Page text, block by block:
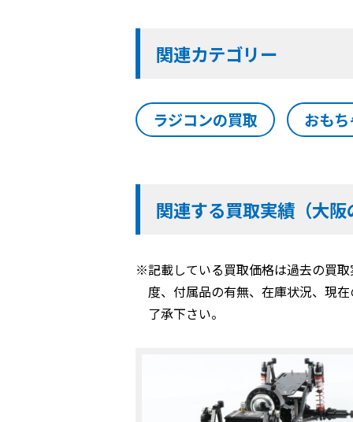
関連カテゴリー
ラジコンの買取 おも
関連する買取実績（大
※記載している買取価格は過去の買
度、付属品の有無、在庫状況、現
了承下さい。